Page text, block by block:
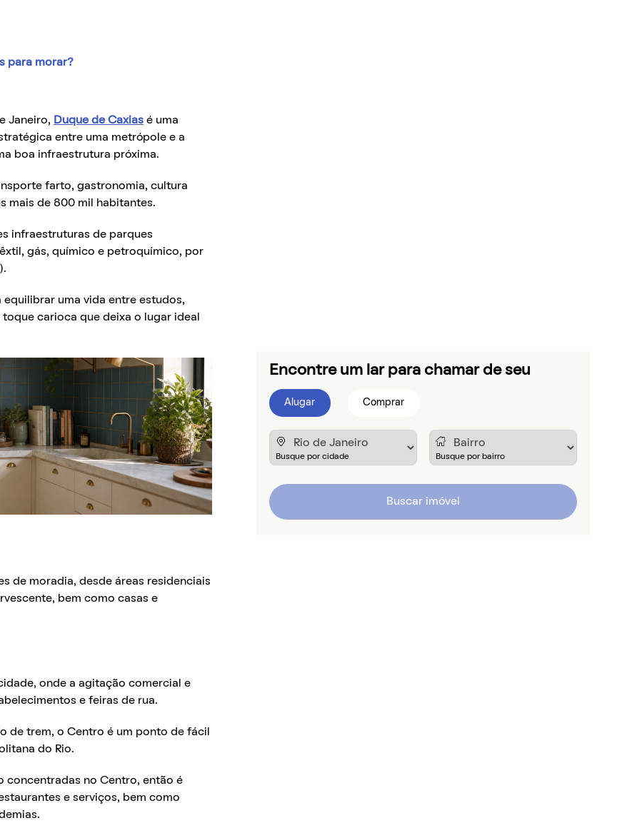
para morar?
Janeiro, Duque de Caxias é uma
entre uma metrópole e a
boa infraestrutura próxima.
farto, gastronomia, cultura
mais de 800 mil habitantes.
infraestruturas de parques
gás, químico e petroquímico, por
uma vida entre estudos,
carioca que deixa o lugar ideal
de moradia, desde áreas residenciais
bem como casas e
onde a agitação comercial e
e feiras de rua.
de trem, o Centro é um ponto de fácil
do Rio.
concentradas no Centro, então é
e serviços, bem como
Encontre um lar para chamar de seu
Alugar Comprar
Buscar imóvel